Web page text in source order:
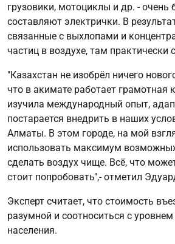
грузовики, мотоциклы и др. -
составляют электрички. В
связанные с выхлопами и
частиц в воздухе, там практически
"Казахстан не изобрёл ничего
что в акимате работает грамотная
изучила международный опыт,
постарается внедрить в наших
Алматы. В этом городе, на мой
использовать максимум
сделать воздух чище. Всё, что
стоит попробовать",- отметил
Эксперт считает, что стоимость
разумной и соотноситься с
населения.